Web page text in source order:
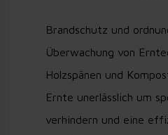
Brandschutz und
Überwachung von
Holzspänen und
Ernte unerlässlich um
verhindern und eine